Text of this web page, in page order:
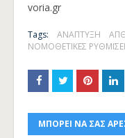
voria.gr
Tags: ΑΝΑΠΤΥΞΗ
ΝΟΜΟΘΕΤΙΚΕΣ
ΜΠΟΡΕΙ ΝΑ ΣΑΣ